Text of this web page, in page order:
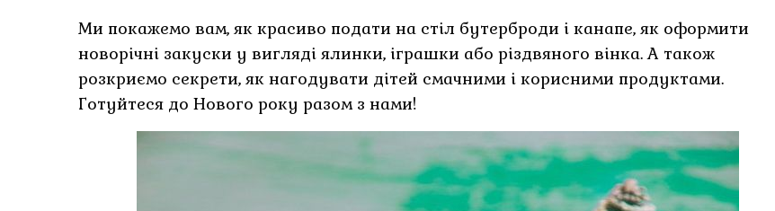
Ми покажемо вам, як красиво подати на стіл бутерброди і канапе, як оформити
новорічні закуски у вигляді ялинки, іграшки або різдвяного вінка. А також
розкриємо секрети, як нагодувати дітей смачними і корисними продуктами.
Готуйтеся до Нового року разом з нами!